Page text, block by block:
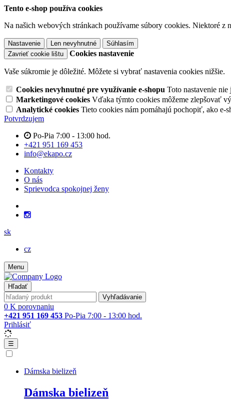
Tento e-shop používa cookies
Na našich webových stránkach používame súbory cookies. Niektoré
Nastavenie Len nevyhnutné
Súhlasím
Zavrieť cookie lištu
Cookies nastavenie
Vaše súkromie je dôležité. Môžete si vybrať nastavenia cookies nižšie.
Cookies nevyhnutné pre využívanie e-shopu Toto nastavenie
Marketingové cookies Vďaka týmto cookies môžeme zlepšovať
Analytické cookies Tieto cookies nám pomáhajú pochopiť, ako e-
Potvrdzujem
Po-Pia 7:00 - 13:00 hod.
+421 951 169 453
info@ekapo.cz
Kontakty
O nás
Sprievodca spokojnej ženy
sk
cz
Menu
Hľadať
Vyhľadávanie
0 K porovnaniu
+421 951 169 453 Po-Pia 7:00 - 13:00 hod.
Prihlásiť
☰
Dámska bielizeň
Dámska bielizeň